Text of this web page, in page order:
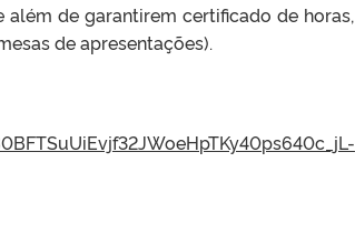
de garantirem certificado de horas,
de apresentações).